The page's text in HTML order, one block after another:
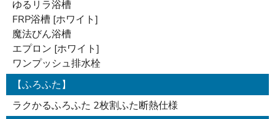
ゆるリラ浴槽
FRP浴槽 [ホワイト]
魔法びん浴槽
エプロン [ホワイト]
ワンプッシュ排水栓
【ふろふた】
ラクかるふろふた 2枚割ふた断熱仕様